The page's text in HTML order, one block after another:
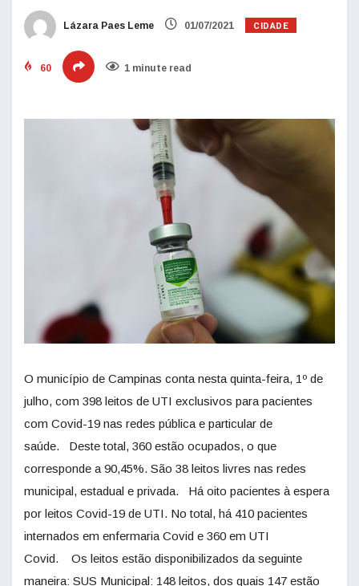
Lázara Paes Leme 01/07/2021 CIDADE
60 1 minute read
O município de Campinas conta nesta quinta-feira, 1º de
julho, com 398 leitos de UTI exclusivos para pacientes
com Covid-19 nas redes pública e particular de
saúde. Deste total, 360 estão ocupados, o que
corresponde a 90,45%. São 38 leitos livres nas redes
municipal, estadual e privada. Há oito pacientes à espera
por leitos Covid-19 de UTI. No total, há 410 pacientes
internados em enfermaria Covid e 360 em UTI
Covid. Os leitos estão disponibilizados da seguinte
maneira: SUS Municipal: 148 leitos, dos quais 147 estão